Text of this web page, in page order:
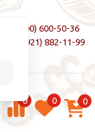
8 (800) 600-50-36
+7 (921) 882-11-99
0 0 0